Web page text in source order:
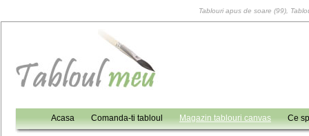
Tablouri apus de soare (99),
Acasa Comanda-ti tabloul Magazin tablouri canvas Ce